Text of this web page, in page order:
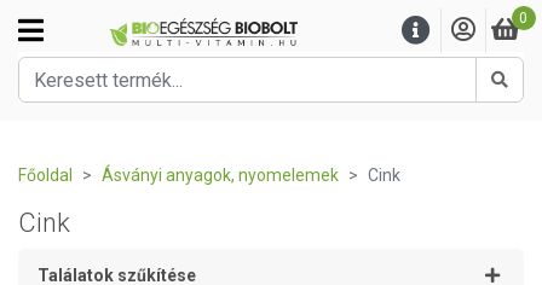
0
Főoldal Ásványi anyagok, nyomelemek Cink
Cink
Találatok szűkítése